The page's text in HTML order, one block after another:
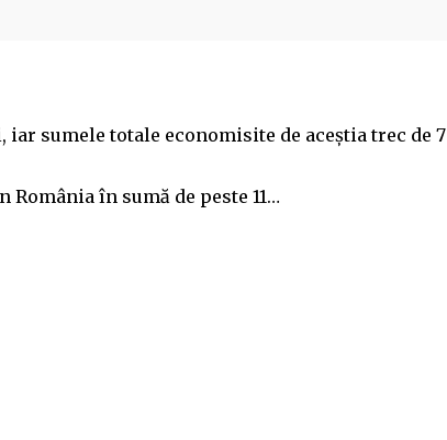
sumele totale economisite de aceştia trec de 7
România în sumă de peste 11…